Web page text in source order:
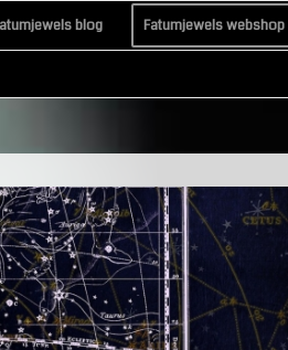
blog Fatumjewels webshop